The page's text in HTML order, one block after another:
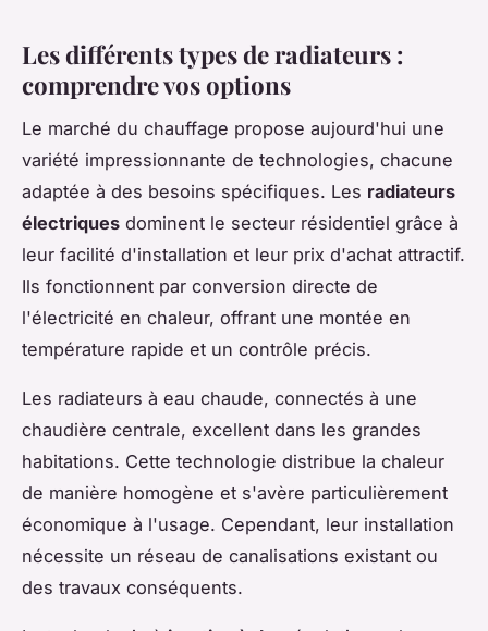
Les différents types de radiateurs :
comprendre vos options
Le marché du chauffage propose aujourd'hui une
variété impressionnante de technologies, chacune
adaptée à des besoins spécifiques. Les radiateurs
électriques dominent le secteur résidentiel grâce à
leur facilité d'installation et leur prix d'achat attractif.
Ils fonctionnent par conversion directe de
l'électricité en chaleur, offrant une montée en
température rapide et un contrôle précis.
Les radiateurs à eau chaude, connectés à une
chaudière centrale, excellent dans les grandes
habitations. Cette technologie distribue la chaleur
de manière homogène et s'avère particulièrement
économique à l'usage. Cependant, leur installation
nécessite un réseau de canalisations existant ou
des travaux conséquents.